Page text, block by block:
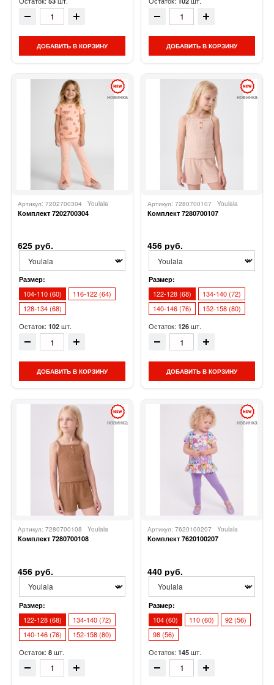
ДОБАВИТЬ В КОРЗИНУ ДОБАВИТЬ В КОРЗИНУ
новинка
Комплект 7202700304
Артикул: 7202700304 Youlala
625 руб.
Размер:
104-110 (60)
116-122 (64)
128-134 (68)
Остаток: 102 шт.
ДОБАВИТЬ В КОРЗИНУ
новинка
Комплект 7280700107
Артикул: 7280700107 Youlala
456 руб.
Размер:
122-128 (68)
134-140 (72)
140-146 (76)
152-158 (80)
Остаток: 126 шт.
ДОБАВИТЬ В КОРЗИНУ
новинка
Комплект 7280700108
Артикул: 7280700108 Youlala
456 руб.
Размер:
122-128 (68)
134-140 (72)
140-146 (76)
152-158 (80)
Остаток: 8 шт.
новинка
Комплект 7620100207
Артикул: 7620100207 Youlala
440 руб.
Размер:
104 (60) 110 (60)
92 (56)
98 (56)
Остаток: 145 шт.